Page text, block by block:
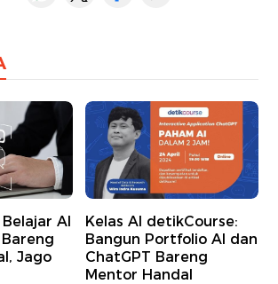
AI
Jago
Kelas AI detikCourse:
Bangun Portfolio AI dan
ChatGPT Bareng
Mentor Handal